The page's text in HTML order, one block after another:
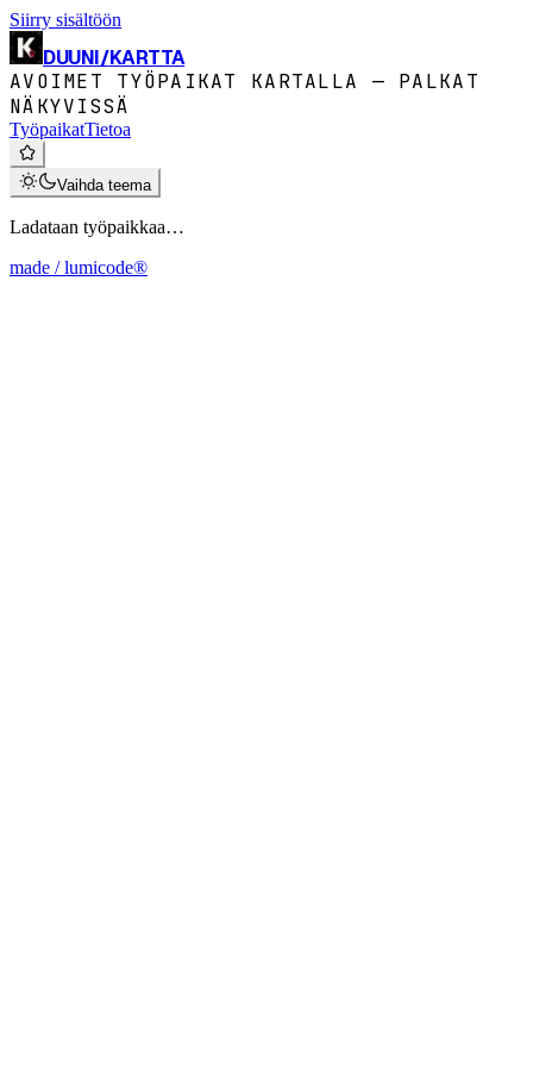
Siirry sisältöön
DUUNI/KARTTA
AVOIMET TYÖPAIKAT KARTALLA — PALKAT
NÄKYVISSÄ
TyöpaikatTietoa
Vaihda teema
Ladataan työpaikkaa…
made / lumicode®